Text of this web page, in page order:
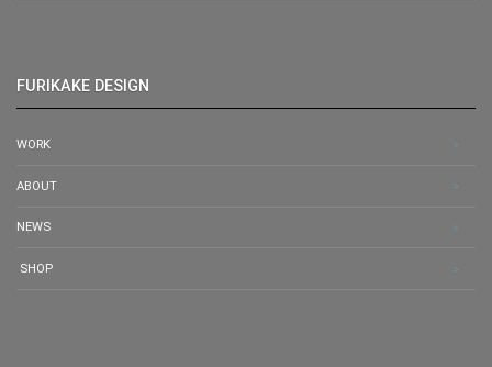
FURIKAKE DESIGN
WORK
ABOUT
NEWS
SHOP